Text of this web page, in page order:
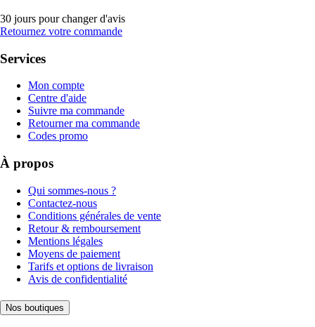
30 jours pour changer d'avis
Retournez votre commande
Services
Mon compte
Centre d'aide
Suivre ma commande
Retourner ma commande
Codes promo
À propos
Qui sommes-nous ?
Contactez-nous
Conditions générales de vente
Retour & remboursement
Mentions légales
Moyens de paiement
Tarifs et options de livraison
Avis de confidentialité
Nos boutiques